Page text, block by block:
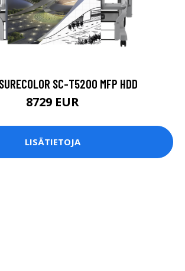
SC-T5200 MFP HDD
8729 EUR
LISÄTIETOJA